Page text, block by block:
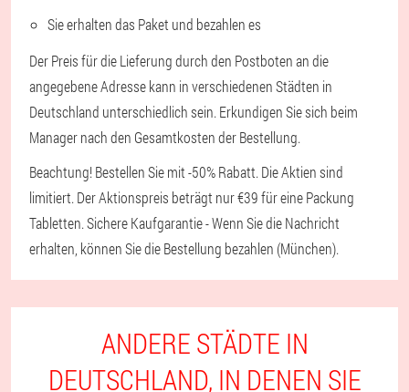
Sie erhalten das Paket und bezahlen es
Der Preis für die Lieferung durch den Postboten an die
angegebene Adresse kann in verschiedenen Städten in
Deutschland unterschiedlich sein. Erkundigen Sie sich beim
Manager nach den Gesamtkosten der Bestellung.
Beachtung! Bestellen Sie mit -50% Rabatt. Die Aktien sind
limitiert. Der Aktionspreis beträgt nur €39 für eine Packung
Tabletten. Sichere Kaufgarantie - Wenn Sie die Nachricht
erhalten, können Sie die Bestellung bezahlen (München).
ANDERE STÄDTE IN
DEUTSCHLAND, IN DENEN SIE